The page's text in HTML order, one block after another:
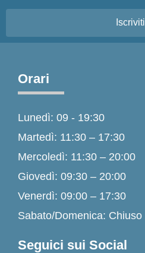
Iscriviti
Orari
Lunedì: 09 - 19:30
Martedì: 11:30 – 17:30
Mercoledì: 11:30 – 20:00
Giovedì: 09:30 – 20:00
Venerdì: 09:00 – 17:30
Sabato/Domenica: Chiuso
Seguici sui Social